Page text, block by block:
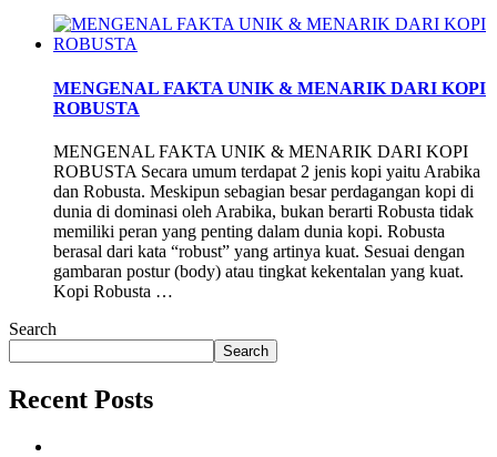
MENGENAL FAKTA UNIK & MENARIK DARI KOPI
ROBUSTA
MENGENAL FAKTA UNIK & MENARIK DARI KOPI
ROBUSTA Secara umum terdapat 2 jenis kopi yaitu Arabika
dan Robusta. Meskipun sebagian besar perdagangan kopi di
dunia di dominasi oleh Arabika, bukan berarti Robusta tidak
memiliki peran yang penting dalam dunia kopi. Robusta
berasal dari kata “robust” yang artinya kuat. Sesuai dengan
gambaran postur (body) atau tingkat kekentalan yang kuat.
Kopi Robusta …
Search
Search
Recent Posts